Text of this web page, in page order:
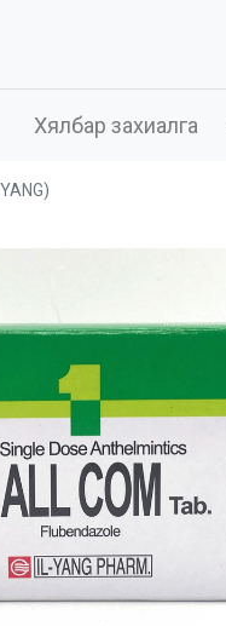
Хялбар захиалга